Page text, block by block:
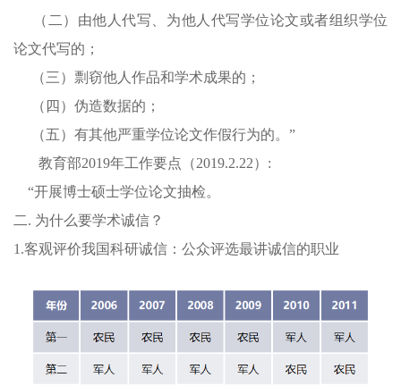
（二）由他人代写、为他人代写学位论文或者组织学位
论文代写的；
（三）剽窃他人作品和学术成果的；
（四）伪造数据的；
（五）有其他严重学位论文作假行为的。”
教育部2019年工作要点（2019.2.22）:
“开展博士硕士学位论文抽检。
二. 为什么要学术诚信？
1.客观评价我国科研诚信：公众评选最讲诚信的职业